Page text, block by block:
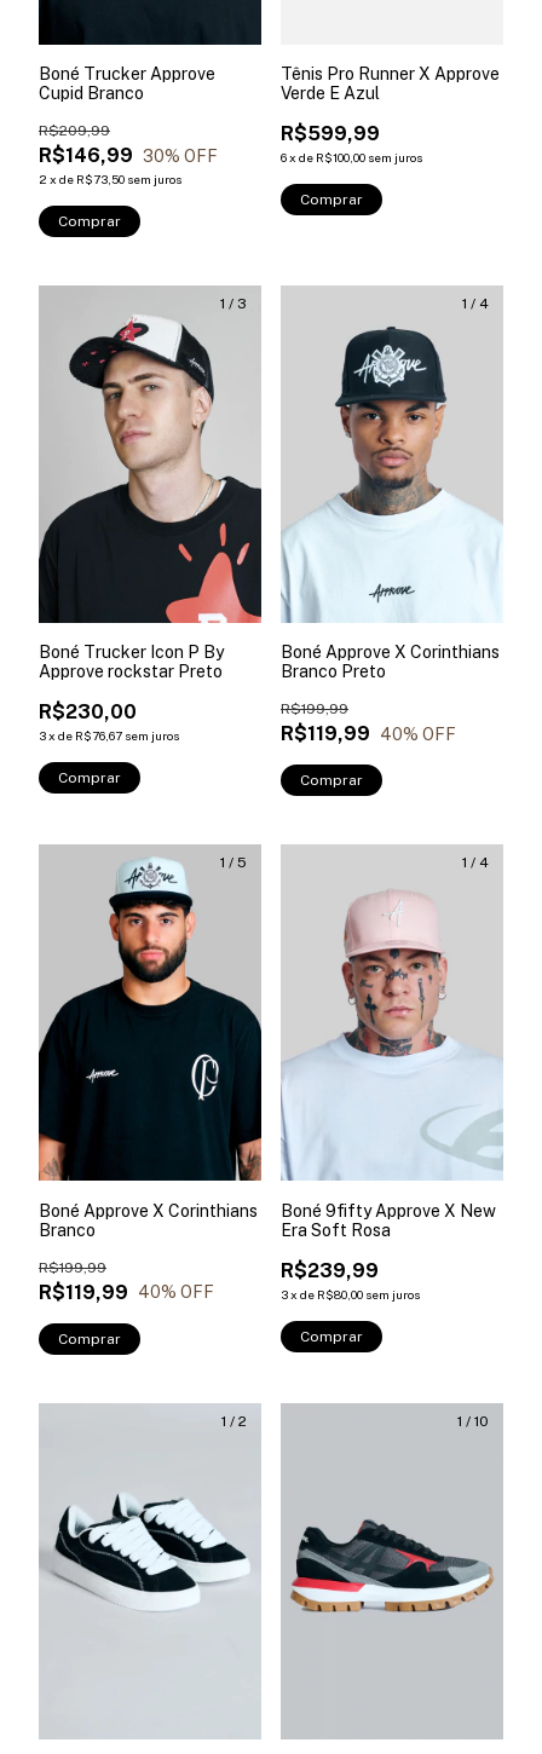
Boné Trucker Approve
Cupid Branco
R$146,99
R$209,99
30% OFF
2 x de R$73,50 sem juros
Comprar
Tênis Pro Runner X Approve
Verde E Azul
R$599,99
6x de R$100,00 sem juros
Comprar
1 / 3
Boné Trucker Icon P By
Approve rockstar Preto
R$230,00
3x de R$76,67 sem juros
Comprar
1 / 4
Boné Approve X Corinthians
Branco Preto
R$119,99
R$199,99
40% OFF
Comprar
1 / 5
Boné Approve X Corinthians
Branco
R$119,99
R$199,99
40% OFF
Comprar
1 / 4
Boné 9fifty Approve X New
Era Soft Rosa
R$239,99
3x de R$80,00 sem juros
Comprar
1 / 2 1 / 10